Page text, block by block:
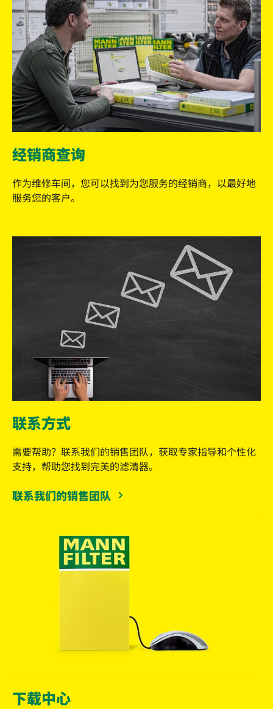
经销商查询
作为维修车间，您可以找到为您服务的经销商，以最好地
服务您的客户。
联系方式
需要帮助？联系我们的销售团队，获取专家指导和个性化
支持，帮助您找到完美的滤清器。
联系我们的销售团队
下载中心